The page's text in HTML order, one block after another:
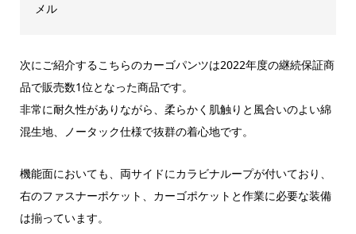
メル
次にご紹介するこちらのカーゴパンツは2022年度の継続保証商
品で販売数1位となった商品です。
非常に耐久性がありながら、柔らかく肌触りと風合いのよい綿
混生地、ノータック仕様で抜群の着心地です。
機能面においても、両サイドにカラビナループが付いており、
右のファスナーポケット、カーゴポケットと作業に必要な装備
は揃っています。